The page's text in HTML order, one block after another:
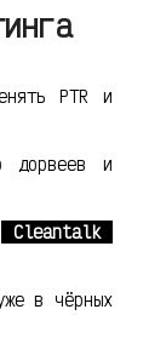
PTR и
дорвеев и
Cleantalk
в чёрных